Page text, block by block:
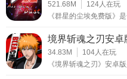
521.68M 124人在玩
《群星的尘埃免费版》
境界斩魂之刃安卓
34.83M 104人在玩
《境界斩魂之刃》安卓